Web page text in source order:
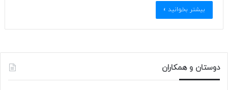
بیشتر بخوانید »
دوستان و همکاران